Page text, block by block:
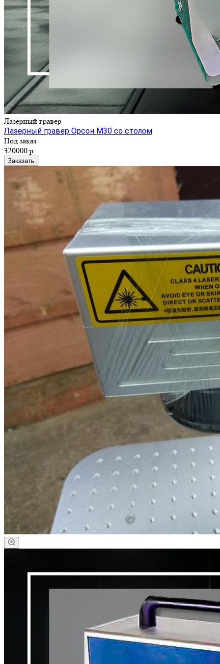
Лазерный гравер
Лазерный гравер Орсон М30 со столом
Под заказ
320000 р.
Заказать